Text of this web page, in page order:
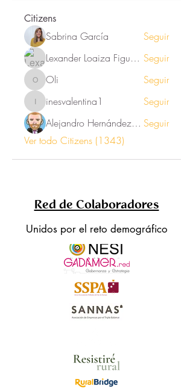
Citizens
Sabrina García
Seguir
Lexander Loaiza Figueroa Seguir
Oli Oli Seguir
inesvalentina1
inesvalentina1
Seguir
Alejandro Hernández Renner Seguir
Ver todo Citizens (1343)
Red de Colaboradores
Unidos por el reto demográfico